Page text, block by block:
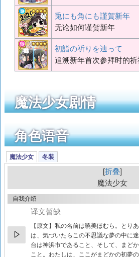
兎にも角にも謹賀新年
无论如何谨贺新年
初詣の祈りを辿って
追溯新年首次参拜时的祈
魔法少女剧情
角色语音
魔法少女 冬装
折叠
魔法少女
自我介绍
译文暂缺
【原文】 私の名前は暁美ほむら。とり
は、気づいたらこの不思議な夢の中に
台は神浜市であること、そして、まど
こと。わたしは、ここがまどかの初夢